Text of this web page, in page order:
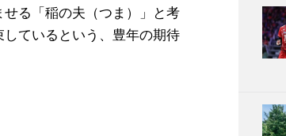
る「稲の夫（つま）」と考
ているという、豊年の期待